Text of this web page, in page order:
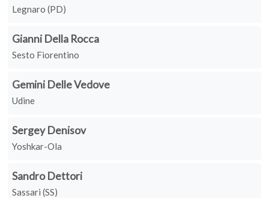
Legnaro (PD)
Gianni Della Rocca
Sesto Fiorentino
Gemini Delle Vedove
Udine
Sergey Denisov
Yoshkar-Ola
Sandro Dettori
Sassari (SS)